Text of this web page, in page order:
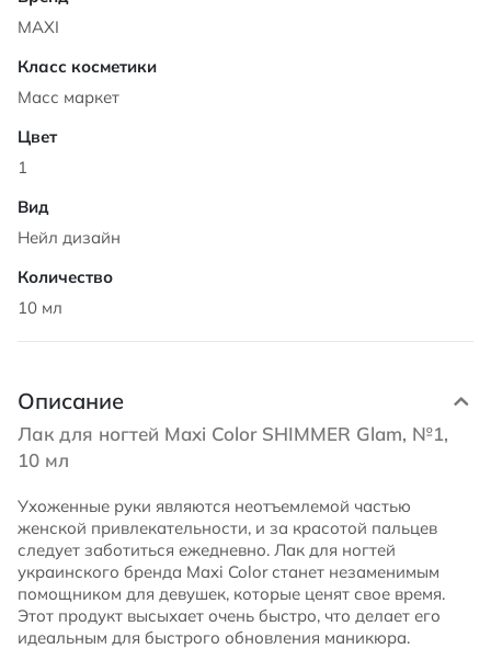
MAXI
Масс маркет
1
Нейл дизайн
10 мл
Описание
Лак для ногтей Maxi Color SHIMMER Glam, №1,
10 мл
Ухоженные руки являются неотъемлемой частью
женской привлекательности, и за красотой пальцев
следует заботиться ежедневно. Лак для ногтей
украинского бренда Maxi Color станет незаменимым
помощником для девушек, которые ценят свое время.
Этот продукт высыхает очень быстро, что делает его
идеальным для быстрого обновления маникюра.